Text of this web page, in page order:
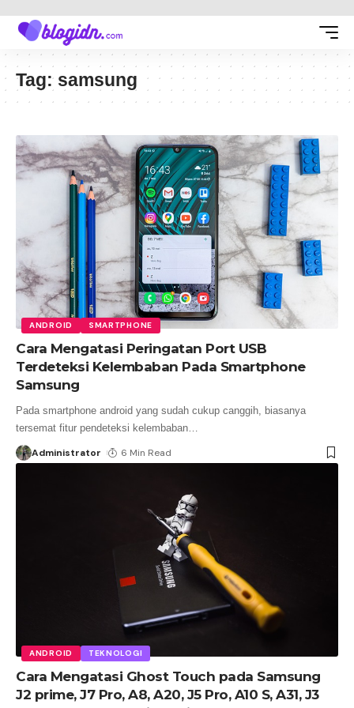
Tag: samsung
ANDROID SMARTPHONE
Cara Mengatasi Peringatan Port USB
Terdeteksi Kelembaban Pada Smartphone
Samsung
Pada smartphone android yang sudah cukup canggih, biasanya
tersemat fitur pendeteksi kelembaban
Administrator 6 Min Read
ANDROID TEKNOLOGI
Cara Mengatasi Ghost Touch pada Samsung
J2 prime, J7 Pro, A8, A20, J5 Pro, A10 S, A31, J3